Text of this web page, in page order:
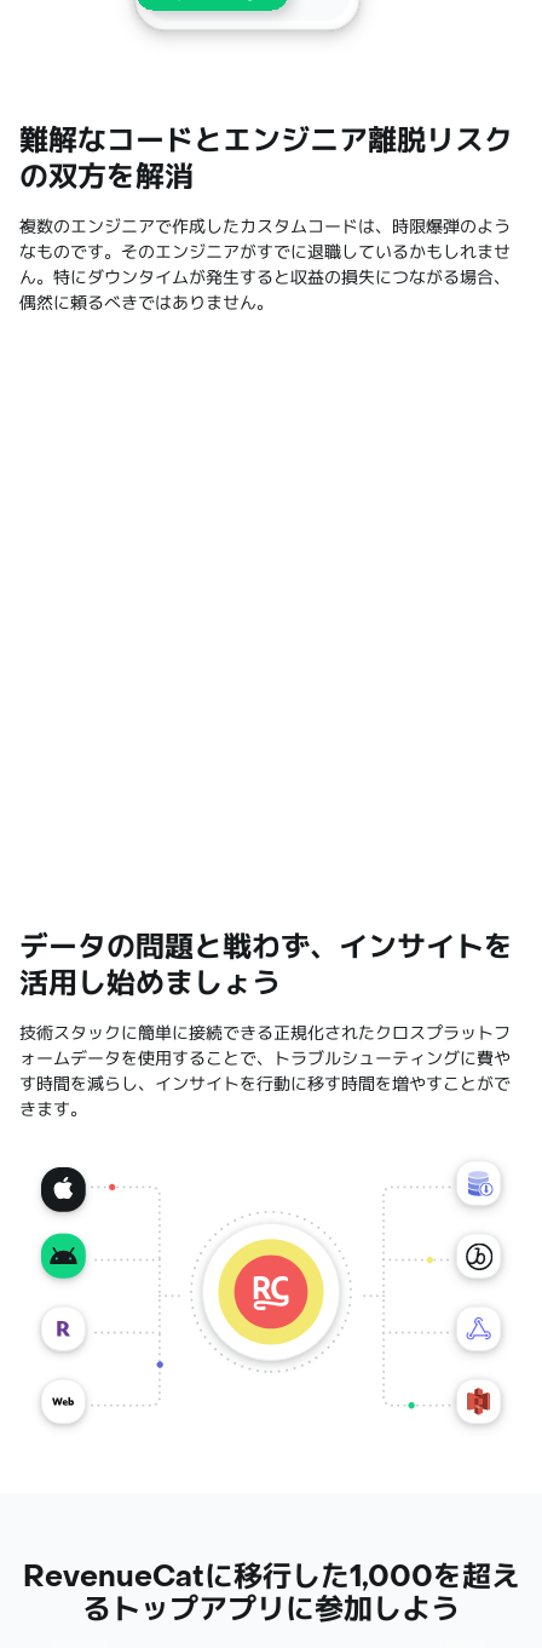
難解なコードとエンジニア離脱リスク
の双方を解消
複数のエンジニアで作成したカスタムコードは、時限爆弾のよう
なものです。そのエンジニアがすでに退職しているかもしれませ
ん。特にダウンタイムが発生すると収益の損失につながる場合、
偶然に頼るべきではありません。
データの問題と戦わず、インサイトを
活用し始めましょう
技術スタックに簡単に接続できる正規化されたクロスプラットフ
ォームデータを使用することで、トラブルシューティングに費や
す時間を減らし、インサイトを行動に移す時間を増やすことがで
きます。
RevenueCatに移行した1,000を超え
るトップアプリに参加しよう